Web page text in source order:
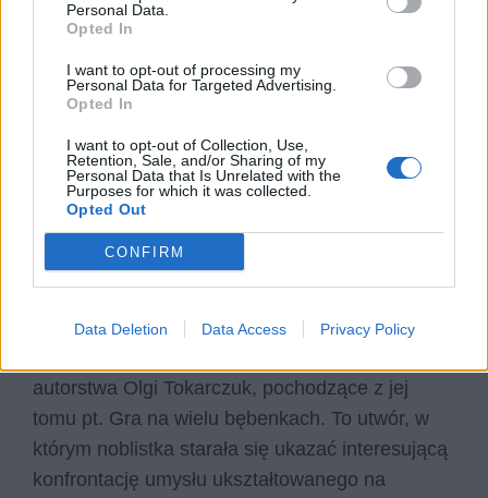
Personal Data.
Opted In
I want to opt-out of processing my
Personal Data for Targeted Advertising.
Opted In
I want to opt-out of Collection, Use,
Retention, Sale, and/or Sharing of my
Personal Data that Is Unrelated with the
Purposes for which it was collected.
Opted Out
CONFIRM
Data Deletion Data Access Privacy Policy
właśnie chęć prezentacji swojej nowatorskiej
sprowadza go do Polski.
Kategorie
opracowania
Profesor Andrews w Warszawie –
motywy literackie
autorstwa Olgi Tokarczuk, pochodzące z jej
tomu pt. Gra na wielu bębenkach. To utwór, w
którym noblistka starała się ukazać interesującą
konfrontację umysłu ukształtowanego na